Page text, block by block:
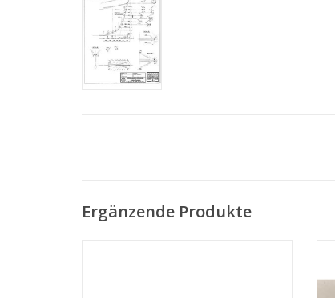
Ergänzende Produkte